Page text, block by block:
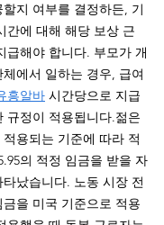
지 여부를 결정하든, 기
간에 대해 해당 보상 근
급해야 합니다. 부모가 개
에서 일하는 경우, 급여
흥알바 시간당으로 지급
규정이 적용됩니다.젊은
용되는 기준에 따라 적
의 적정 임금을 받을 자
났습니다. 노동 시장 전
을 미국 기준으로 적용